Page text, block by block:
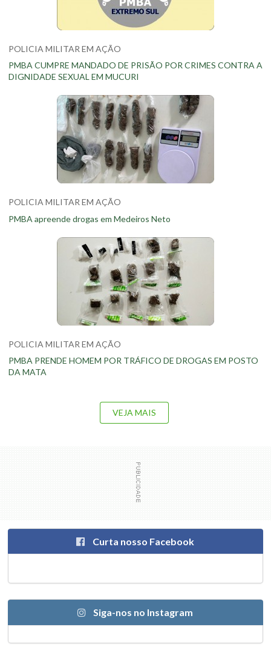
POLICIA MILITAR EM AÇÃO
PMBA CUMPRE MANDADO DE PRISÃO POR CRIMES CONTRA A
DIGNIDADE SEXUAL EM MUCURI
POLICIA MILITAR EM AÇÃO
PMBA apreende drogas em Medeiros Neto
POLICIA MILITAR EM AÇÃO
PMBA PRENDE HOMEM POR TRÁFICO DE DROGAS EM POSTO
DA MATA
VEJA MAIS
Curta nosso Facebook
Siga-nos no Instagram